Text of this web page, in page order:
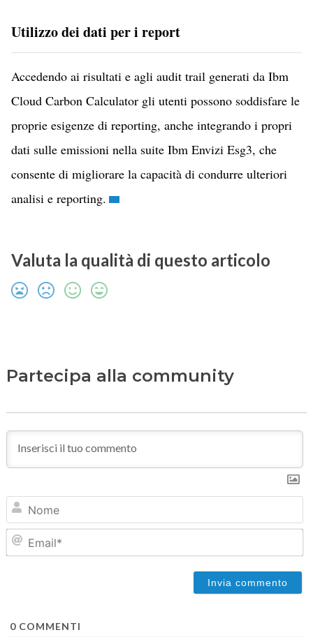
Utilizzo dei dati per i report
Accedendo ai risultati e agli audit trail generati da Ibm
Cloud Carbon Calculator gli utenti possono soddisfare le
proprie esigenze di reporting, anche integrando i propri
dati sulle emissioni nella suite Ibm Envizi Esg3, che
consente di migliorare la capacità di condurre ulteriori
analisi e reporting.
Valuta la qualità di questo articolo
Partecipa alla community
0COMMENTI